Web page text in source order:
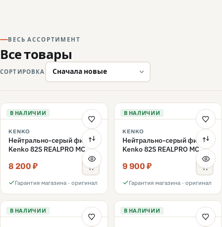
ВЕСЬ АССОРТИМЕНТ
Все товары
СОРТИРОВКА
В НАЛИЧИИ
KENKO
Нейтрально-серый фильтр
Kenko 82S REALPRO MC
8 200 ₽
Гарантия магазина · оригинал
В НАЛИЧИИ
KENKO
Нейтрально-серый фильтр
Kenko 82S REALPRO MC
9 900 ₽
Гарантия магазина · оригинал
В НАЛИЧИИ В НАЛИЧИИ